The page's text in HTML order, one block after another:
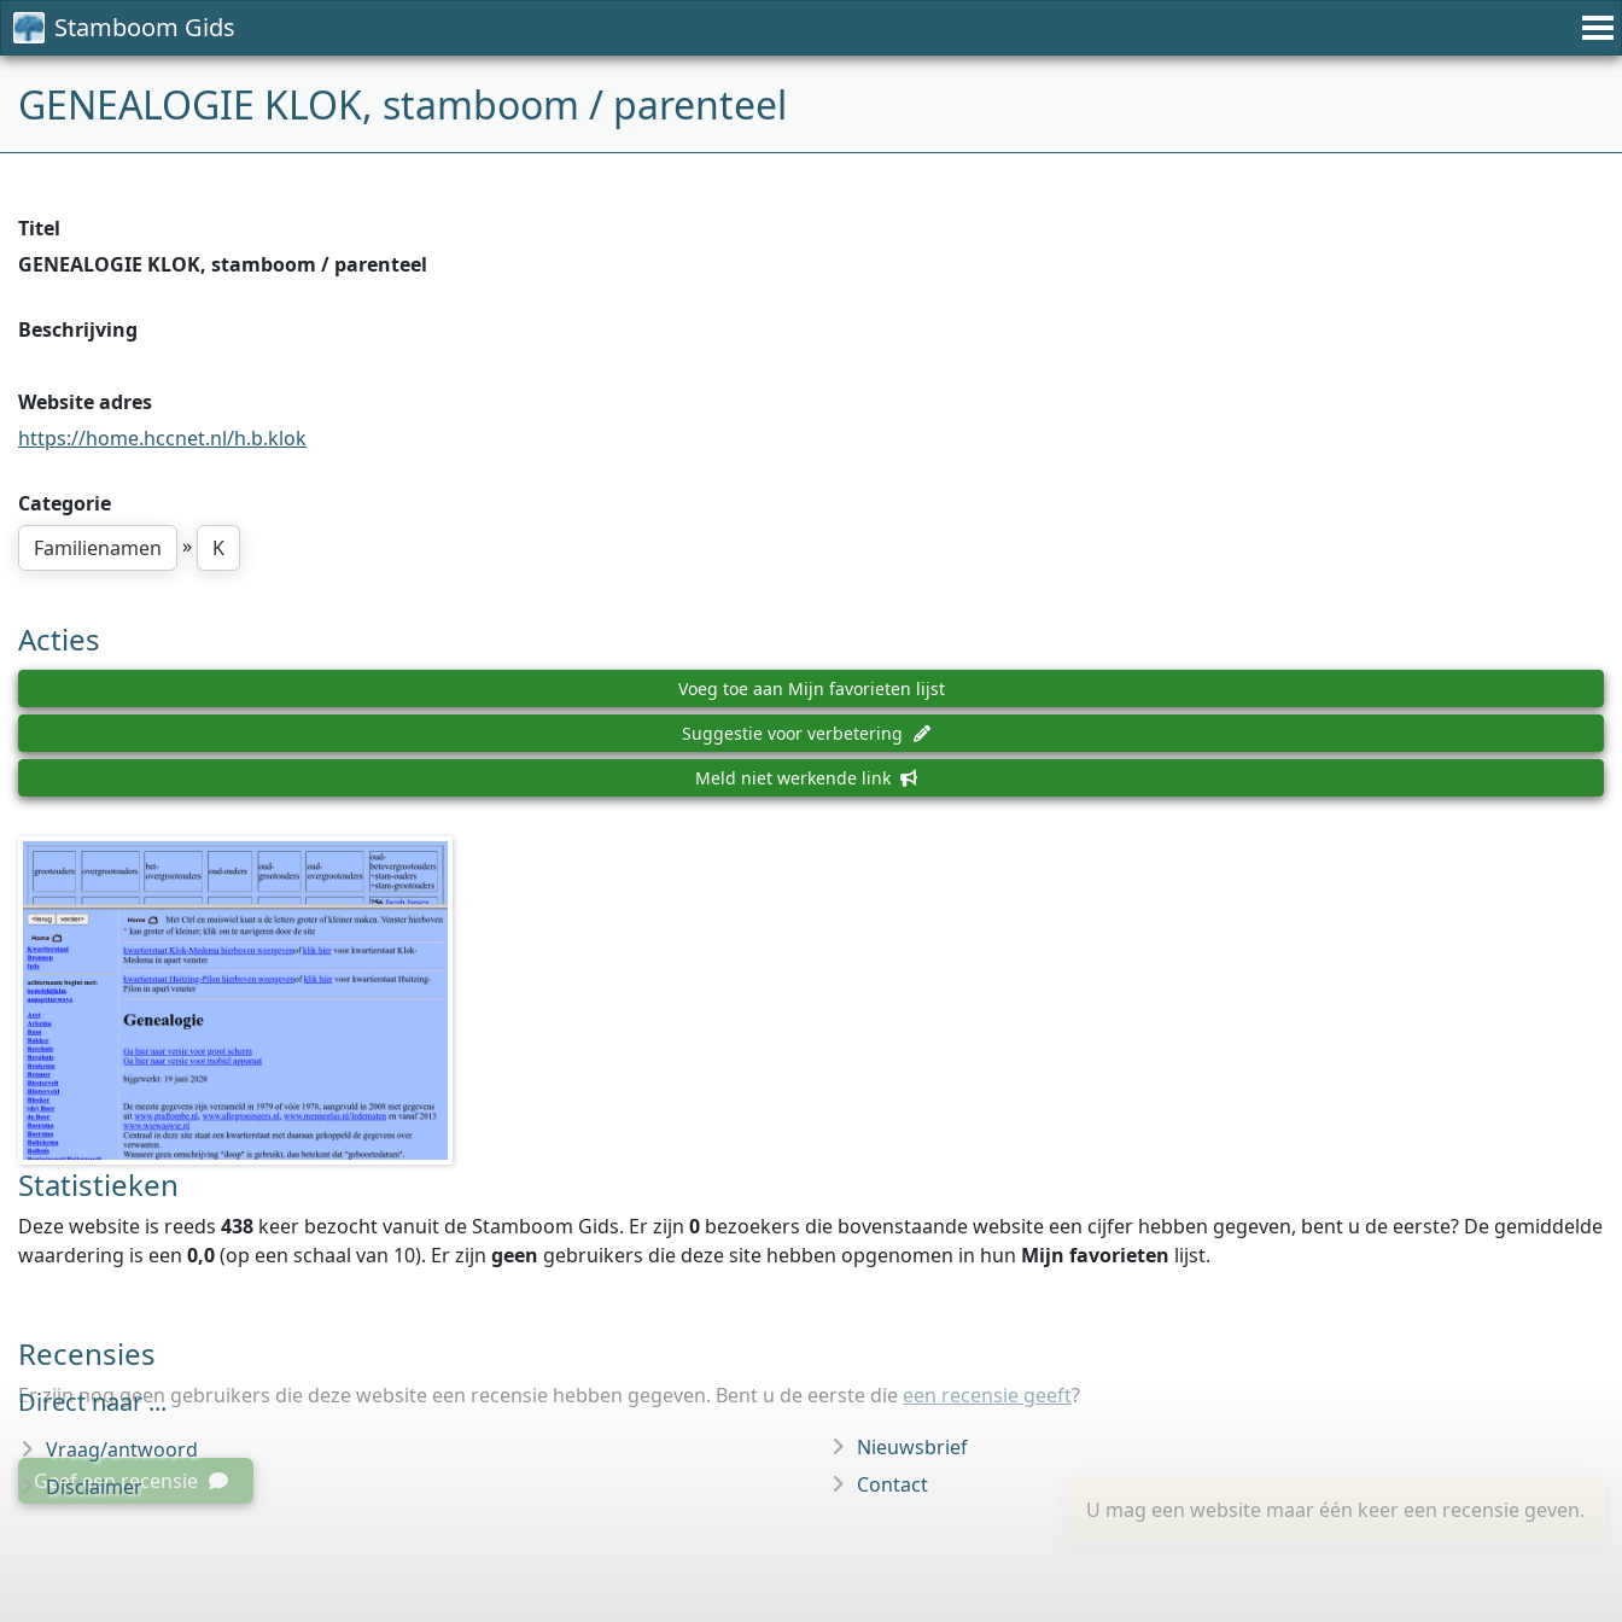
Stamboom Gids
GENEALOGIE KLOK, stamboom / parenteel
Titel
GENEALOGIE KLOK, stamboom / parenteel
Beschrijving
Website adres
https://home.hccnet.nl/h.b.klok
Categorie
Familienamen
» K
Acties
Voeg toe aan Mijn favorieten lijst
Suggestie voor verbetering
Meld niet werkende link
Statistieken
Deze website is reeds 438 keer bezocht vanuit de Stamboom Gids. Er zijn 0 bezoekers die bovenstaande website een cijfer hebben gegeven, bent u de eerste? De gemiddelde
waardering is een 0,0(op een schaal van 10). Er zijn geen gebruikers die deze site hebben opgenomen in hun Mijn favorieten lijst.
Recensies
Er zijn nog geen gebruikers die deze website een recensie hebben gegeven. Bent u de eerste die een recensie geeft?
U mag een website maar één keer een recensie geven.
Geef een recensie
Direct naar ...
Vraag/antwoord
Disclaimer
Nieuwsbrief
Contact